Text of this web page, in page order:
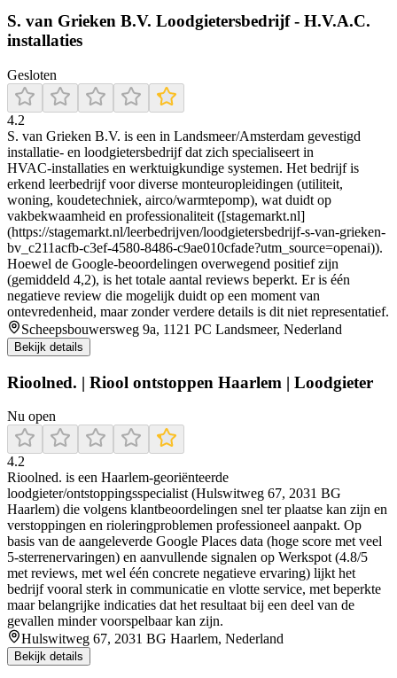
S. van Grieken B.V. Loodgietersbedrijf - H.V.A.C.
installaties
Gesloten
4.2
S. van Grieken B.V. is een in Landsmeer/Amsterdam gevestigd
installatie‑ en loodgietersbedrijf dat zich specialiseert in
HVAC‑installaties en werktuigkundige systemen. Het bedrijf is
erkend leerbedrijf voor diverse monteuropleidingen (utiliteit,
woning, koudetechniek, airco/warmtepomp), wat duidt op
vakbekwaamheid en professionaliteit ([stagemarkt.nl]
(https://stagemarkt.nl/leerbedrijven/loodgietersbedrijf-s-van-grieken-
bv_c211acfb-c3ef-4580-8486-c9ae010cfade?utm_source=openai)).
Hoewel de Google‑beoordelingen overwegend positief zijn
(gemiddeld 4,2), is het totale aantal reviews beperkt. Er is één
negatieve review die mogelijk duidt op een moment van
ontevredenheid, maar zonder verdere details is dit niet representatief.
Scheepsbouwersweg 9a, 1121 PC Landsmeer, Nederland
Bekijk details
Rioolned. | Riool ontstoppen Haarlem | Loodgieter
Nu open
4.2
Rioolned. is een Haarlem-georiënteerde
loodgieter/ontstoppingsspecialist (Hulswitweg 67, 2031 BG
Haarlem) die volgens klantbeoordelingen snel ter plaatse kan zijn en
verstoppingen en rioleringproblemen professioneel aanpakt. Op
basis van de aangeleverde Google Places data (hoge score met veel
5-sterrenervaringen) en aanvullende signalen op Werkspot (4.8/5
met reviews, met wel één concrete negatieve ervaring) lijkt het
bedrijf vooral sterk in communicatie en vlotte service, met beperkte
maar belangrijke indicaties dat het resultaat bij een deel van de
gevallen minder voorspelbaar kan zijn.
Hulswitweg 67, 2031 BG Haarlem, Nederland
Bekijk details